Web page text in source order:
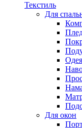
Текстиль
Для
Для окон